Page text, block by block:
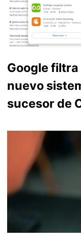
Google
nuevo
sucesor de